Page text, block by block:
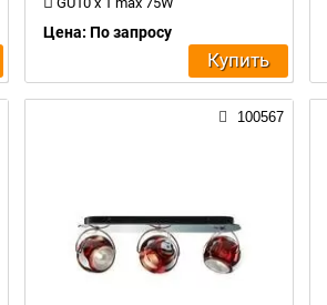
Цена: По запросу
Купить
100567